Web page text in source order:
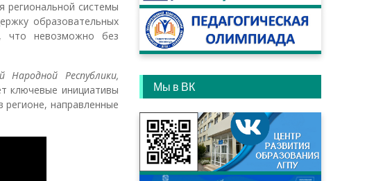
региональной системы
образовательных
что невозможно без
Народной Республики,
ключевые инициативы
регионе, направленные
Мы в ВК